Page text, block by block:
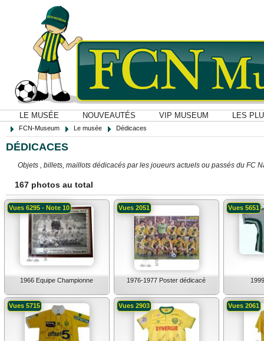
LE MUSÉE NOUVEAUTÉS VIP MUSEUM LES
FCN-Museum Le musée Dédicaces
DÉDICACES
Objets , billets, maillots dédicacés par les joueurs actuels ou passés du FC
167 photos au total
1966 Equipe Championne
Vues 6295 - Note 10
1976-1977 Poster dédicacé
Vues 2051 Vues 5651
Vues 5715 Vues 2903 Vues 2061